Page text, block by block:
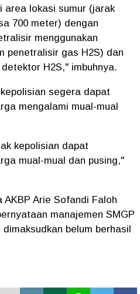
area lokasi sumur (jarak
700 meter) dengan
menggunakan
penetralisir gas H2S) dan
H2S," imbuhnya.
segera dapat
mengalami mual-mual
kepolisian dapat
mual-mual dan pusing,"
Arie Sofandi Faloh
manajemen SMGP
belum berhasil